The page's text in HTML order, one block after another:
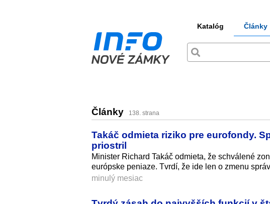
Katalóg Články
Články 138. strana
Takáč odmieta riziko pre eurofondy.
priostril
Minister Richard Takáč odmieta, že schválené
európske peniaze. Tvrdí, že ide len o zmenu
minulý mesiac